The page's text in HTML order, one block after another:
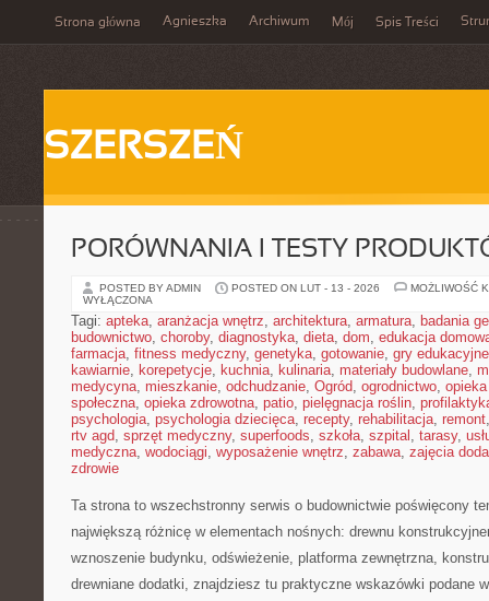
Strona główna Agnieszka Archiwum Mój Spis Treści
SZERSZEŃ
PORÓWNANIA I TESTY
POSTED BY ADMIN POSTED ON LUT - 13 - 2026
MOŻLIWOŚĆ
WYŁĄCZONA
Tagi: apteka, aranżacja wnętrz, architektura, armatura, badania
budownictwo, choroby, diagnostyka, dieta, dom, edukacja
farmacja, fitness medyczny, genetyka, gotowanie, gry edukacyjne
kawiarnie, korepetycje, kuchnia, kulinaria, materiały budowlane,
medycyna, mieszkanie, odchudzanie, Ogród, ogrodnictwo,
społeczna, opieka zdrowotna, patio, pielęgnacja roślin,
psychologia, psychologia dziecięca, recepty, rehabilitacja, remont
rtv agd, sprzęt medyczny, superfoods, szkoła, szpital , tarasy,
medyczna, wodociągi, wyposażenie wnętrz, zabawa, zajęcia
zdrowie
Ta strona to wszechstronny serwis o budownictwie poświęcony
największą różnicę w elementach nośnych: drewnu
wznoszenie budynku, odświeżenie, platforma zewnętrzna,
drewniane dodatki, znajdziesz tu praktyczne wskazówki podane